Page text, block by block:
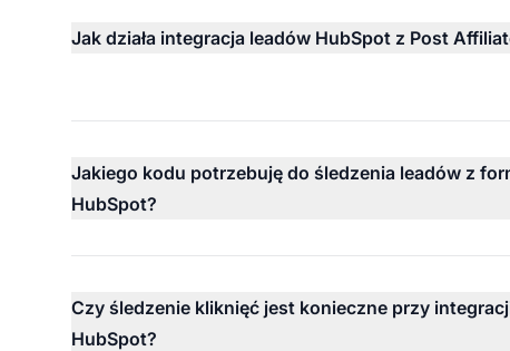
Jak działa integracja leadów HubSpot z Post
Jakiego kodu potrzebuję do śledzenia leadów z
HubSpot?
Czy śledzenie kliknięć jest konieczne przy
HubSpot?